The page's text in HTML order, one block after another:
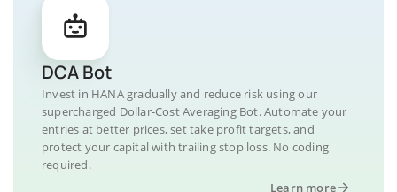
DCA Bot
Invest in HANA gradually and reduce risk using our
supercharged Dollar-Cost Averaging Bot. Automate your
entries at better prices, set take profit targets, and
protect your capital with trailing stop loss. No coding
required.
Learn more